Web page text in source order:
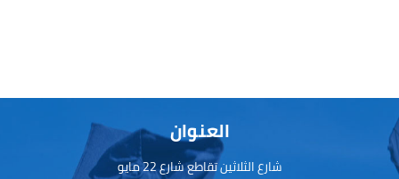
العنوان
شارع الثلاثين تقاطع شارع 22 مايو